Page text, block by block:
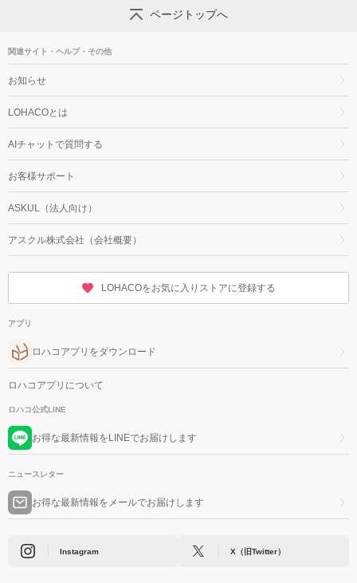
ページトップへ
関連サイト・ヘルプ・その他
お知らせ
LOHACOとは
AIチャットで質問する
お客様サポート
ASKUL（法人向け）
アスクル株式会社（会社概要）
LOHACOをお気に入りストアに登録する
アプリ
ロハコアプリをダウンロード
ロハコアプリについて
ロハコ公式LINE
お得な最新情報をLINEでお届けします
ニュースレター
お得な最新情報をメールでお届けします
Instagram X（旧Twitter）